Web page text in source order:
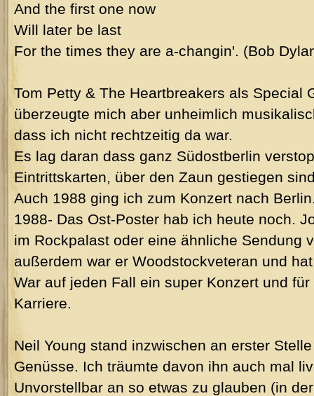
And the first one now
Will later be last
For the times they are a-changin'. (Bob
Tom Petty & The Heartbreakers als Special
überzeugte mich aber unheimlich
dass ich nicht rechtzeitig da war.
Es lag daran dass ganz Südostberlin
Eintrittskarten, über den Zaun gestiegen
Auch 1988 ging ich zum Konzert nach
1988- Das Ost-Poster hab ich heute noch.
im Rockpalast oder eine ähnliche Sendung
außerdem war er Woodstockveteran und
War auf jeden Fall ein super Konzert und
Karriere.
Neil Young stand inzwischen an erster
Genüsse. Ich träumte davon ihn auch mal
Unvorstellbar an so etwas zu glauben (in